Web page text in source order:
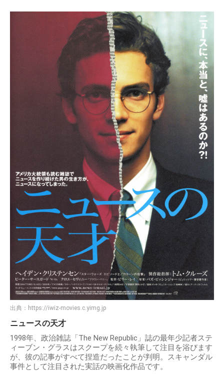
出典： https://iwiz-movies.c.yimg.jp
ニュースの天才
1998年、政治雑誌「The New Republic」誌の最年少記者ステ
ィーブン・グラスはスクープを続々執筆して注目を浴びます
が、彼の記事がすべて捏造だったことが判明。スキャンダル
事件として注目された実話の映画化作品です。